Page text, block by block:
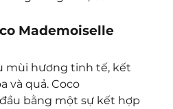
Mademoiselle
mùi hương tinh tế, kết
và quả. Coco
bằng một sự kết hợp